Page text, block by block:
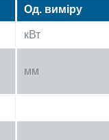
Од. виміру
кВт
мм